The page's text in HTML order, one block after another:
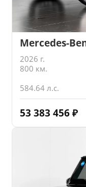
Mercedes-
2026 г.
800 км.
584.64 л.с.
53 383 456 ₽